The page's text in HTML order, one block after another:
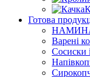
Готова
Варені
Сосиски